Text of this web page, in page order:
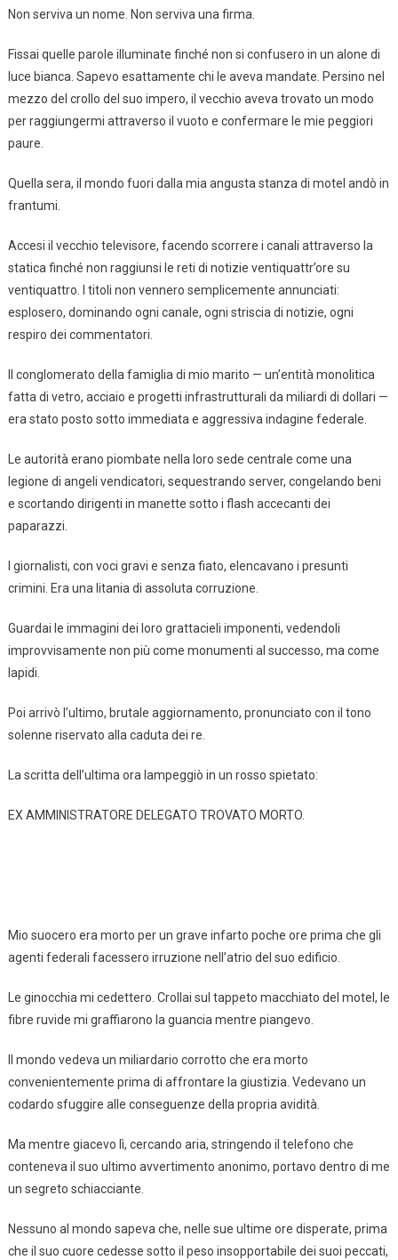
Non serviva un nome. Non serviva una firma.
Fissai quelle parole illuminate finché non si confusero in un alone di
luce bianca. Sapevo esattamente chi le aveva mandate. Persino nel
mezzo del crollo del suo impero, il vecchio aveva trovato un modo
per raggiungermi attraverso il vuoto e confermare le mie peggiori
paure.
Quella sera, il mondo fuori dalla mia angusta stanza di motel andò in
frantumi.
Accesi il vecchio televisore, facendo scorrere i canali attraverso la
statica finché non raggiunsi le reti di notizie ventiquattr’ore su
ventiquattro. I titoli non vennero semplicemente annunciati:
esplosero, dominando ogni canale, ogni striscia di notizie, ogni
respiro dei commentatori.
Il conglomerato della famiglia di mio marito — un’entità monolitica
fatta di vetro, acciaio e progetti infrastrutturali da miliardi di dollari —
era stato posto sotto immediata e aggressiva indagine federale.
Le autorità erano piombate nella loro sede centrale come una
legione di angeli vendicatori, sequestrando server, congelando beni
e scortando dirigenti in manette sotto i flash accecanti dei
paparazzi.
I giornalisti, con voci gravi e senza fiato, elencavano i presunti
crimini. Era una litania di assoluta corruzione.
Guardai le immagini dei loro grattacieli imponenti, vedendoli
improvvisamente non più come monumenti al successo, ma come
lapidi.
Poi arrivò l’ultimo, brutale aggiornamento, pronunciato con il tono
solenne riservato alla caduta dei re.
La scritta dell’ultima ora lampeggiò in un rosso spietato:
EX AMMINISTRATORE DELEGATO TROVATO MORTO.
Mio suocero era morto per un grave infarto poche ore prima che gli
agenti federali facessero irruzione nell’atrio del suo edificio.
Le ginocchia mi cedettero. Crollai sul tappeto macchiato del motel, le
fibre ruvide mi graffiarono la guancia mentre piangevo.
Il mondo vedeva un miliardario corrotto che era morto
convenientemente prima di affrontare la giustizia. Vedevano un
codardo sfuggire alle conseguenze della propria avidità.
Ma mentre giacevo lì, cercando aria, stringendo il telefono che
conteneva il suo ultimo avvertimento anonimo, portavo dentro di me
un segreto schiacciante.
Nessuno al mondo sapeva che, nelle sue ultime ore disperate, prima
che il suo cuore cedesse sotto il peso insopportabile dei suoi peccati,